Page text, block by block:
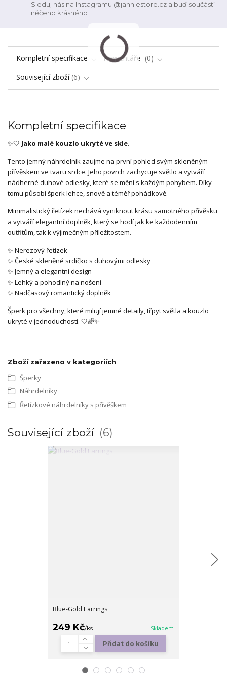
Sleduj nás na Instagramu @janniestore.cz a buď součástí
něčeho krásného
Kompletní specifikace Komentáře
0
Související zboží 6
Kompletní specifikace
✨🤍 Jako malé kouzlo ukryté ve skle.
Tento jemný náhrdelník zaujme na první pohled svým skleněným
přívěskem ve tvaru srdce. Jeho povrch zachycuje světlo a vytváří
nádherné duhové odlesky, které se mění s každým pohybem. Díky
tomu působí šperk lehce, snově a téměř pohádkově.
Minimalistický řetízek nechává vyniknout krásu samotného přívěsku
a vytváří elegantní doplněk, který se hodí jak ke každodenním
outfitům, tak k výjimečným příležitostem.
✨ Nerezový řetízek
✨ České skleněné srdíčko s duhovými odlesky
✨ Jemný a elegantní design
✨ Lehký a pohodlný na nošení
✨ Nadčasový romantický doplněk
Šperk pro všechny, které milují jemné detaily, třpyt světla a kouzlo
ukryté v jednoduchosti. 🤍🌈✨
Zboží zařazeno v kategoriích
Šperky
Náhrdelníky
Řetízkové náhrdelníky s přívěškem
Související zboží 6
Blue-Gold Earrings
249 Kč/ks Skladem
Přidat do košíku